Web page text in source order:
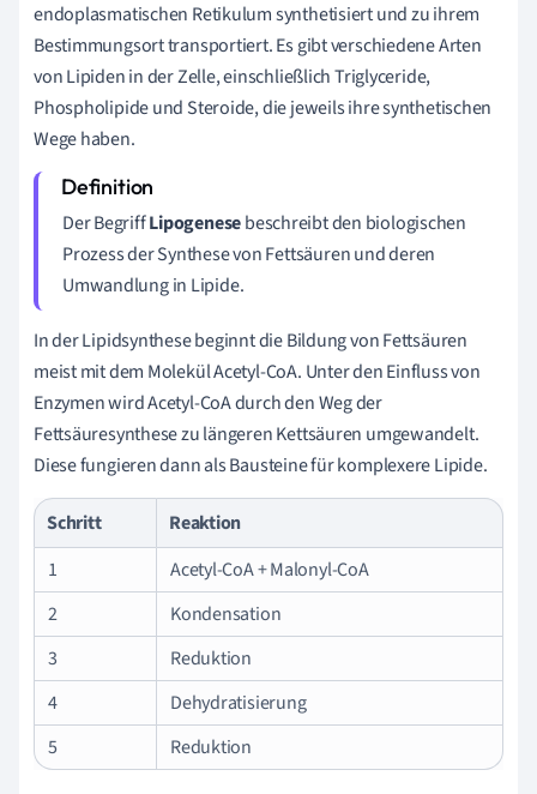
endoplasmatischen Retikulum synthetisiert und zu ihrem
Bestimmungsort transportiert. Es gibt verschiedene Arten
von Lipiden in der Zelle, einschließlich Triglyceride,
Phospholipide und Steroide, die jeweils ihre synthetischen
Wege haben.
Der BegriffLipogenesebeschreibt den biologischen
Prozess der Synthese von Fettsäuren und deren
Umwandlung in Lipide.
In der Lipidsynthese beginnt die Bildung von Fettsäuren
meist mit dem Molekül Acetyl-CoA. Unter den Einfluss von
Enzymen wird Acetyl-CoA durch den Weg der
Fettsäuresynthese zu längeren Kettsäuren umgewandelt.
Diese fungieren dann als Bausteine für komplexere Lipide.
Schritt
Reaktion
1
Acetyl-CoA + Malonyl-CoA
2
Kondensation
3
Reduktion
4
Dehydratisierung
5
Reduktion